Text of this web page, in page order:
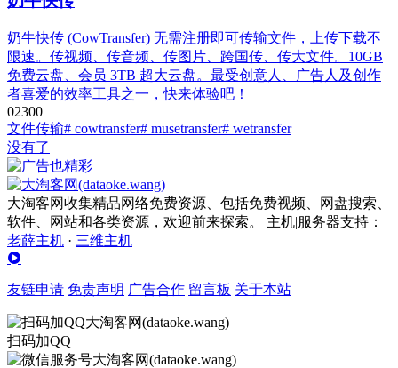
奶牛快传 (CowTransfer) 无需注册即可传输文件，上传下载不
限速。传视频、传音频、传图片、跨国传、传大文件。10GB
免费云盘、会员 3TB 超大云盘。最受创意人、广告人及创作
者喜爱的效率工具之一，快来体验吧！
02300
文件传输# cowtransfer# musetransfer# wetransfer
没有了
大淘客网收集精品网络免费资源、包括免费视频、网盘搜索、
软件、网站和各类资源，欢迎前来探索。 主机|服务器支持：
老薛主机 · 三维主机
友链申请 免责声明 广告合作 留言板 关于本站
扫码加QQ